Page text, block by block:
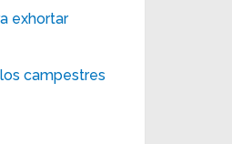
exhortar
campestres